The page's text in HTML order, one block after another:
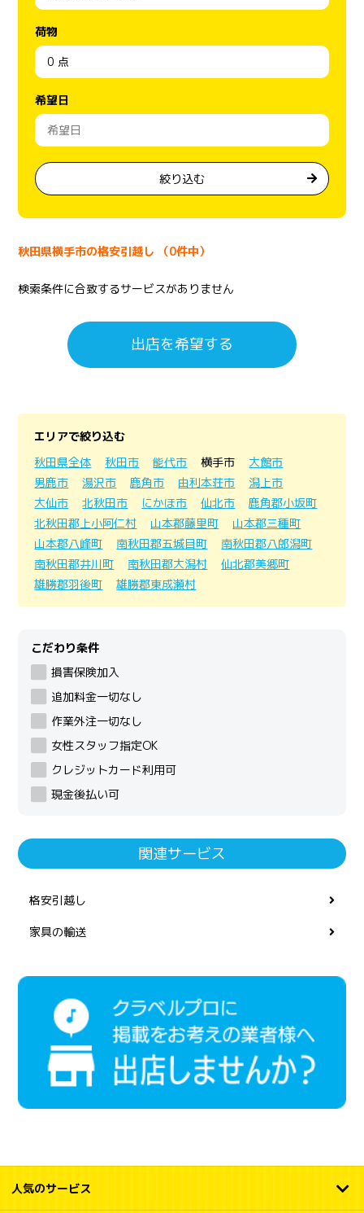
荷物
希望日
絞り込む
秋田県横手市の格安引越し （0件中）
検索条件に合致するサービスがありません
出店を希望する
エリアで絞り込む
秋田県全体
秋田市 能代市 横手市
大館市
男鹿市
湯沢市 鹿角市 由利本荘市
潟上市
大仙市
北秋田市 にかほ市 仙北市
鹿角郡小坂町
北秋田郡上小阿仁村
山本郡藤里町
山本郡三種町
山本郡八峰町
南秋田郡五城目町
南秋田郡八郎潟町
南秋田郡井川町
南秋田郡大潟村
仙北郡美郷町
雄勝郡羽後町
雄勝郡東成瀬村
こだわり条件
損害保険加入
追加料金一切なし
作業外注一切なし
女性スタッフ指定OK
クレジットカード利用可
現金後払い可
関連サービス
格安引越し
家具の輸送
人気のサービス